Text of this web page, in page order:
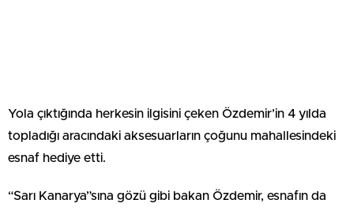
Yola çıktığında herkesin ilgisini çeken Özdemir’in 4 yılda
topladığı aracındaki aksesuarların çoğunu mahallesindeki
esnaf hediye etti.
“Sarı Kanarya”sına gözü gibi bakan Özdemir, esnafın da